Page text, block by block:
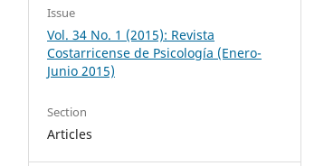
Issue
Vol. 34 No. 1 (2015): Revista
Costarricense de Psicología (Enero-
Junio 2015)
Section
Articles